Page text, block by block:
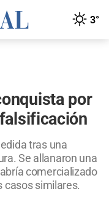
3°
por
tras una
Se allanaron una
comercializado
casos similares.